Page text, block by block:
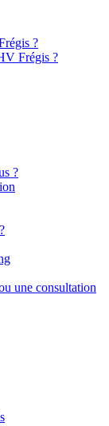
?
Frégis ?
?
une consultation